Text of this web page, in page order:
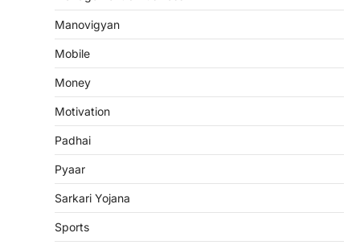
Manovigyan
Mobile
Money
Motivation
Padhai
Pyaar
Sarkari Yojana
Sports